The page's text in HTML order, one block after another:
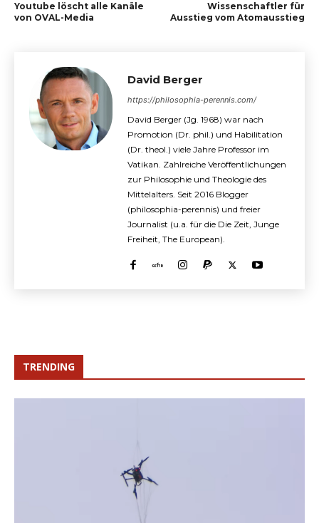
Youtube löscht alle Kanäle
von OVAL-Media
Wissenschaftler für
Ausstieg vom Atomausstieg
David Berger
https://philosophia-perennis.com/
David Berger (Jg. 1968) war nach
Promotion (Dr. phil.) und Habilitation
(Dr. theol.) viele Jahre Professor im
Vatikan. Zahlreiche Veröffentlichungen
zur Philosophie und Theologie des
Mittelalters. Seit 2016 Blogger
(philosophia-perennis) und freier
Journalist (u.a. für die Die Zeit, Junge
Freiheit, The European).
TRENDING